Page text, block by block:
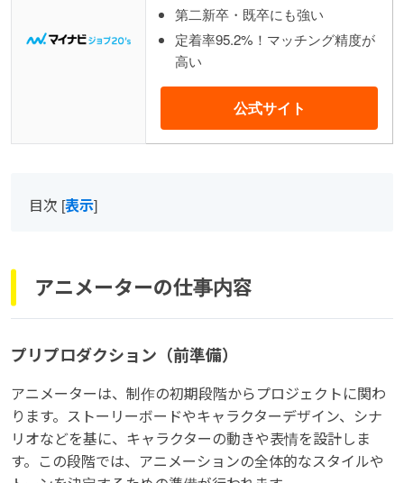
第二新卒・既卒にも強い
定着率95.2%！マッチング精度が
高い
公式サイト
目次 [表示]
アニメーターの仕事内容
プリプロダクション（前準備）
アニメーターは、制作の初期段階からプロジェクトに関わ
ります。ストーリーボードやキャラクターデザイン、シナ
リオなどを基に、キャラクターの動きや表情を設計しま
す。この段階では、アニメーションの全体的なスタイルや